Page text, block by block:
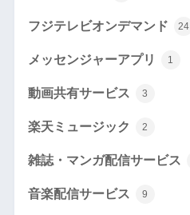
フジテレビオンデマンド 24
メッセンジャーアプリ 1
動画共有サービス 3
楽天ミュージック 2
雑誌・マンガ配信サービス
音楽配信サービス 9